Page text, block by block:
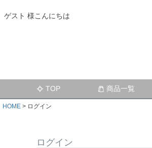
ゲスト 様こんにちは
TOP
商品一覧
HOME ログイン
ログイン